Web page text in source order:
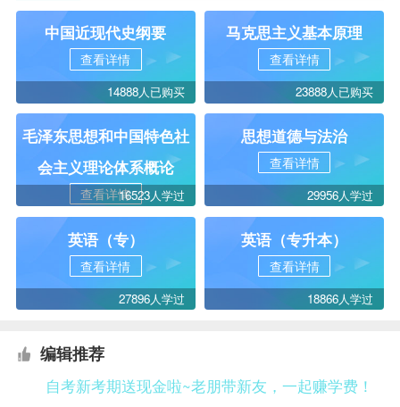
中国近现代史纲要
查看详情
14888人已购买
马克思主义基本原理
查看详情
23888人已购买
毛泽东思想和中国特色社
会主义理论体系概论
查看详情16523人学过
思想道德与法治
查看详情
29956人学过
英语（专）
查看详情
27896人学过
英语（专升本）
查看详情
18866人学过
编辑推荐
自考新考期送现金啦~老朋带新友，一起赚学费！